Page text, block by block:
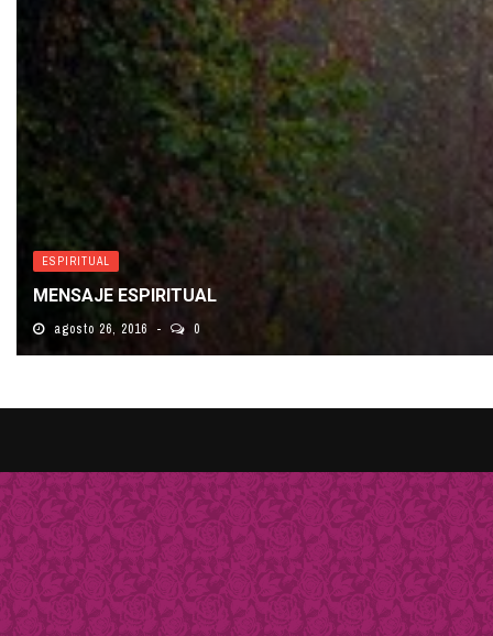
ESPIRITUAL
MENSAJE ESPIRITUAL
agosto 26, 2016 0